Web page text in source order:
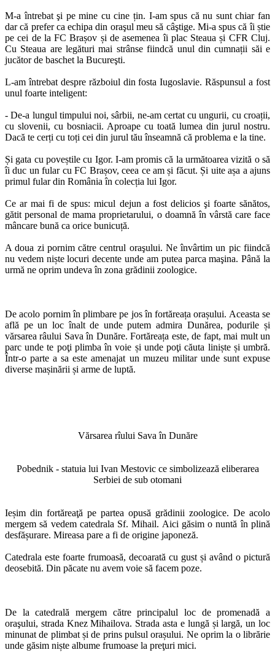
M-a întrebat şi pe mine cu cine țin. I-am spus că nu sunt chiar fan
dar că prefer ca echipa din oraşul meu să câştige. Mi-a spus că îi știe
pe cei de la FC Brașov și de asemenea îi plac Steaua și CFR Cluj.
Cu Steaua are legături mai strânse fiindcă unul din cumnații săi e
jucător de baschet la Bucureşti.
L-am întrebat despre războiul din fosta Iugoslavie. Răspunsul a fost
unul foarte inteligent:
- De-a lungul timpului noi, sârbii, ne-am certat cu ungurii, cu croații,
cu slovenii, cu bosniacii. Aproape cu toată lumea din jurul nostru.
Dacă te cerți cu toți cei din jurul tău înseamnă că problema e la tine.
Și gata cu poveștile cu Igor. I-am promis că la următoarea vizită o să
îi duc un fular cu FC Brașov, ceea ce am și făcut. Și uite așa a ajuns
primul fular din România în colecția lui Igor.
Ce ar mai fi de spus: micul dejun a fost delicios şi foarte sănătos,
gătit personal de mama proprietarului, o doamnă în vârstă care face
mâncare bună ca orice bunicuță.
A doua zi pornim către centrul oraşului. Ne învârtim un pic fiindcă
nu vedem niște locuri decente unde am putea parca maşina. Până la
urmă ne oprim undeva în zona grădinii zoologice.
De acolo pornim în plimbare pe jos în fortăreața orașului. Aceasta se
află pe un loc înalt de unde putem admira Dunărea, podurile și
vărsarea râului Sava în Dunăre. Fortăreața este, de fapt, mai mult un
parc unde te poţi plimba în voie și unde poţi căuta liniște și umbră.
Într-o parte a sa este amenajat un muzeu militar unde sunt expuse
diverse mașinării și arme de luptă.
Vărsarea rîului Sava în Dunăre
Pobednik - statuia lui Ivan Mestovic ce simbolizează eliberarea
Serbiei de sub otomani
Ieșim din fortăreaţă pe partea opusă grădinii zoologice. De acolo
mergem să vedem catedrala Sf. Mihail. Aici găsim o nuntă în plină
desfășurare. Mireasa pare a fi de origine japoneză.
Catedrala este foarte frumoasă, decoarată cu gust și având o pictură
deosebită. Din păcate nu avem voie să facem poze.
De la catedrală mergem către principalul loc de promenadă a
oraşului, strada Knez Mihailova. Strada asta e lungă și largă, un loc
minunat de plimbat și de prins pulsul orașului. Ne oprim la o librărie
unde găsim niște albume frumoase la preţuri mici.